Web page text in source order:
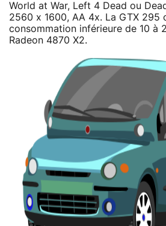
World at War, Left 4 Dead ou
2560 x 1600, AA 4x. La GTX 295
consommation inférieure de 10 à
Radeon 4870 X2.